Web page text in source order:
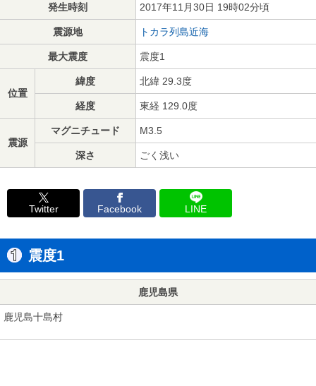
発生時刻 2017年11月30日 19時02分頃
震源地 トカラ列島近海
最大震度 震度1
位置
緯度 北緯 29.3度
経度 東経 129.0度
震源
マグニチュード M3.5
深さ ごく浅い
Twitter Facebook LINE
震度1
鹿児島県
鹿児島十島村